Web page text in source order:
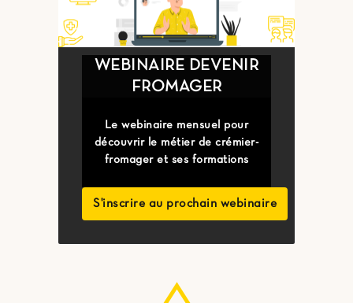
WEBINAIRE DEVENIR
FROMAGER
Le webinaire mensuel pour
découvrir le métier de crémier-
fromager et ses formations
S'inscrire au prochain webinaire